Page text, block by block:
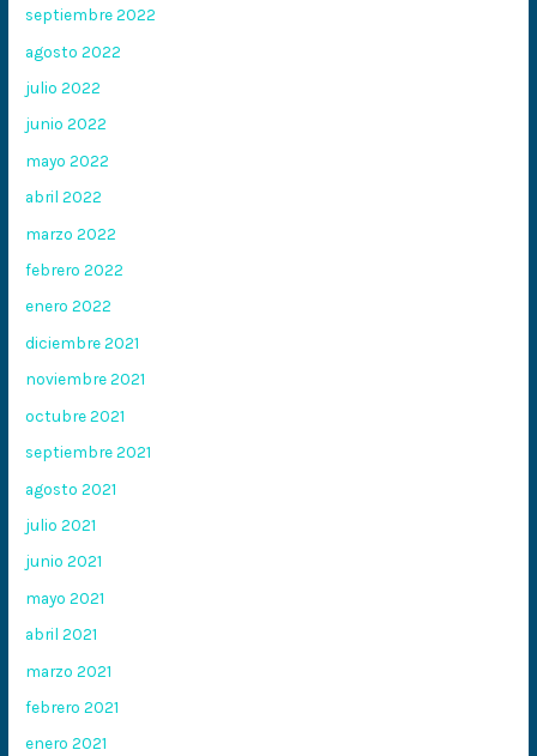
septiembre 2022
agosto 2022
julio 2022
junio 2022
mayo 2022
abril 2022
marzo 2022
febrero 2022
enero 2022
diciembre 2021
noviembre 2021
octubre 2021
septiembre 2021
agosto 2021
julio 2021
junio 2021
mayo 2021
abril 2021
marzo 2021
febrero 2021
enero 2021